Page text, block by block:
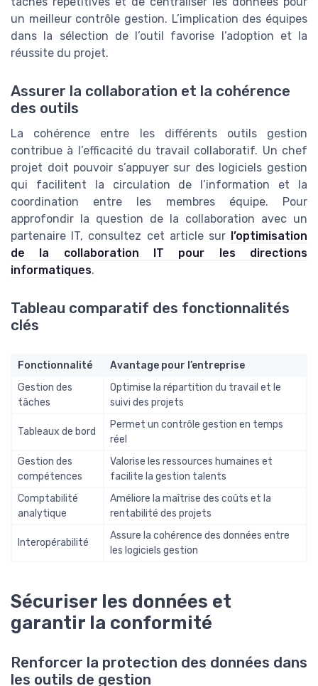
un meilleur contrôle gestion. L’implication des équipes
dans la sélection de l’outil favorise l’adoption et la
réussite du projet.
Assurer la collaboration et la cohérence
des outils
La cohérence entre les différents outils gestion
contribue à l’efficacité du travail collaboratif. Un chef
projet doit pouvoir s’appuyer sur des logiciels gestion
qui facilitent la circulation de l’information et la
coordination entre les membres équipe. Pour
approfondir la question de la collaboration avec un
partenaire IT, consultez cet article sur l’optimisation
de la collaboration IT pour les directions
informatiques.
Tableau comparatif des fonctionnalités
clés
Fonctionnalité
Avantage pour l’entreprise
Gestion des
tâches
Optimise la répartition du travail et le
suivi des projets
Tableaux de bord
Permet un contrôle gestion en temps
réel
Gestion des
compétences
Valorise les ressources humaines et
facilite la gestion talents
Comptabilité
analytique
Améliore la maîtrise des coûts et la
rentabilité des projets
Interopérabilité
Assure la cohérence des données entre
les logiciels gestion
Sécuriser les données et
garantir la conformité
Renforcer la protection des données dans
les outils de gestion